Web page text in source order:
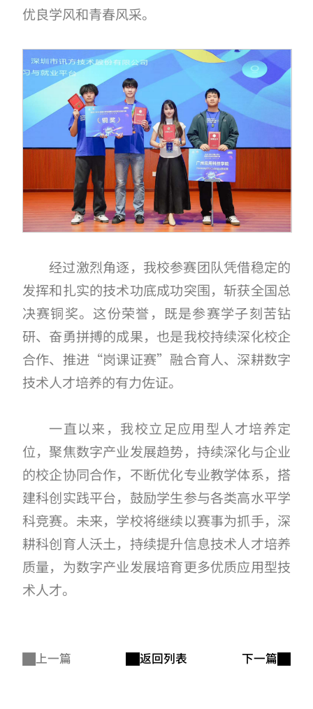
优良学风和青春风采。
经过激烈角逐，我校参赛团队凭借稳定的
发挥和扎实的技术功底成功突围，斩获全国总
决赛铜奖。这份荣誉，既是参赛学子刻苦钻
研、奋勇拼搏的成果，也是我校持续深化校企
合作、推进“岗课证赛”融合育人、深耕数字
技术人才培养的有力佐证。
一直以来，我校立足应用型人才培养定
位，聚焦数字产业发展趋势，持续深化与企业
的校企协同合作，不断优化专业教学体系，搭
建科创实践平台，鼓励学生参与各类高水平学
科竞赛。未来，学校将继续以赛事为抓手，深
耕科创育人沃土，持续提升信息技术人才培养
质量，为数字产业发展培育更多优质应用型技
术人才。
上一篇 返回列表 下一篇